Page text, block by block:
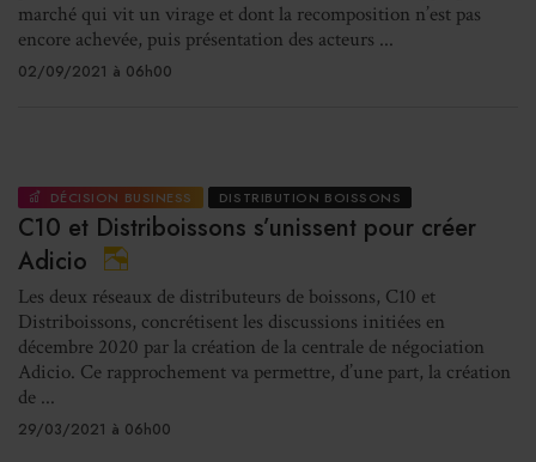
marché qui vit un virage et dont la recomposition n’est pas
encore achevée, puis présentation des acteurs ...
02/09/2021 à 06h00
DÉCISION BUSINESS DISTRIBUTION BOISSONS
C10 et Distriboissons s’unissent pour créer
Adicio
Les deux réseaux de distributeurs de boissons, C10 et
Distriboissons, concrétisent les discussions initiées en
décembre 2020 par la création de la centrale de négociation
Adicio. Ce rapprochement va permettre, d’une part, la création
de ...
29/03/2021 à 06h00